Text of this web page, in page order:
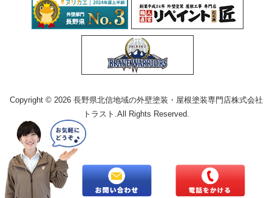
Copyright © 2026 長野県北信地域の外壁塗装・屋根塗装専門店株式会社
トラスト.All Rights Reserved.